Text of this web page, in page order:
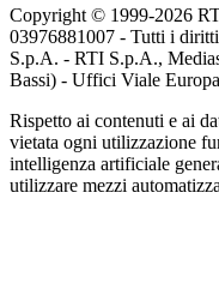
Copyright © 1999-2026
03976881007 - Tutti i
S.p.A. - RTI S.p.A.,
Bassi) - Uffici Viale
Rispetto ai contenuti e ai
vietata ogni utilizzazione
intelligenza artificiale
utilizzare mezzi